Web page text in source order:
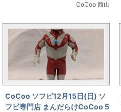
CoCoo 西山
CoCoo ソフビ12月15日(日) ソ
フビ専門店 まんだらけCoCoo 5